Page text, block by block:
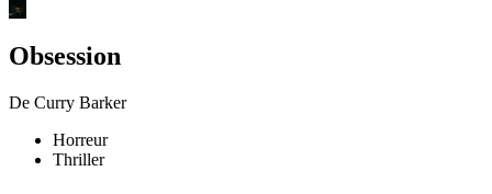
Obsession
De Curry Barker
Horreur
Thriller